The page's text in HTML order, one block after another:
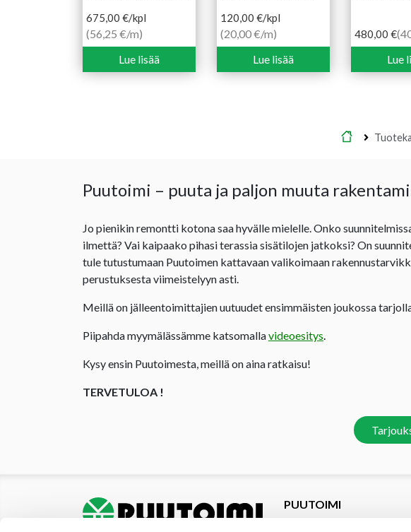
675,00 €/kpl
(56,25 €/m)
Lue lisää
120,00 €/kpl
(20,00 €/m)
Lue lisää
480,00 €
Lue
Etusivu
Puutoimi – puuta ja paljon muuta
Jo pienikin remontti kotona saa hyvälle mielelle. Onko
ilmettä? Vai kaipaako pihasi terassia sisätilojen jatkoksi? On
tule tutustumaan Puutoimen kattavaan valikoimaan
perustuksesta viimeistelyyn asti.
Meillä on jälleentoimittajien uutuudet ensimmäisten joukossa
Piipahda myymälässämme katsomallavideoesitys.
Kysy ensin Puutoimesta, meillä on aina ratkaisu!
TERVETULOA !
PUUTOIMI